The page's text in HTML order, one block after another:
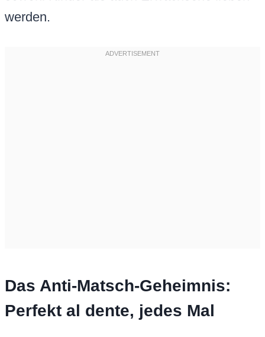
werden.
Das Anti-Matsch-Geheimnis:
Perfekt al dente, jedes Mal